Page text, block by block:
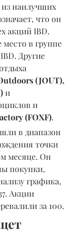
наилучших
что он
акций IBD.
в группе
Другие
(JOUT),
и
и
(FOXF).
в диапазон
точки
месяце. Он
покупки,
графика,
Акции
за 100.